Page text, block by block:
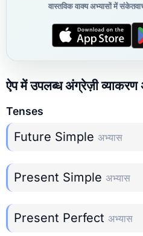
वास्तविक वाक्य अभ्यासों में
ऐप में उपलब्ध अंग्रेज़ी व्याकरण
Tenses
Future Simple अभ्यास
Present Simple अभ्यास
Present Perfect अभ्यास